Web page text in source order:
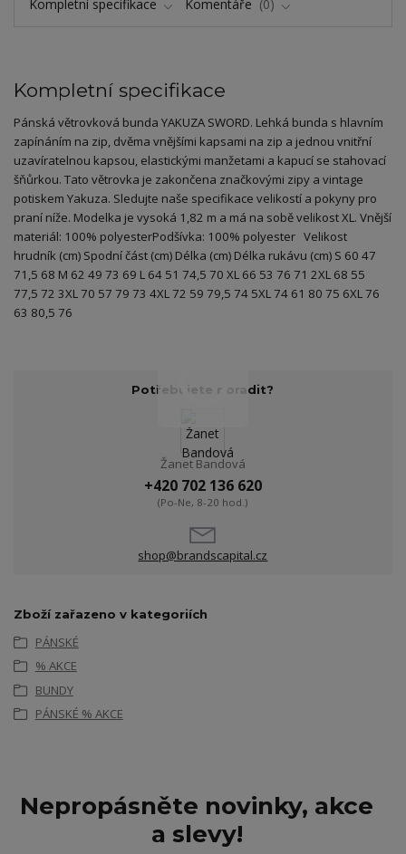
Kompletní specifikace Komentáře 0
Kompletní specifikace
Pánská větrovková bunda YAKUZA SWORD. Lehká bunda s hlavním
zapínáním na zip, dvěma vnějšími kapsami na zip a jednou vnitřní
uzavíratelnou kapsou, elastickými manžetami a kapucí se stahovací
šňůrkou. Tato větrovka je zakončena značkovými zipy a vintage
potiskem Yakuza. Sledujte naše specifikace velikostí a pokyny pro
praní níže. Modelka je vysoká 1,82 m a má na sobě velikost XL. Vnější
materiál: 100% polyesterPodšívka: 100% polyester Velikost
hrudník (cm) Spodní část (cm) Délka (cm) Délka rukávu (cm) S 60 47
71,5 68 M 62 49 73 69 L 64 51 74,5 70 XL 66 53 76 71 2XL 68 55
77,5 72 3XL 70 57 79 73 4XL 72 59 79,5 74 5XL 74 61 80 75 6XL 76
63 80,5 76
Potřebujete poradit?
Žanet Bandová
+420 702 136 620
(Po-Ne, 8-20 hod.)
shop@brandscapital.cz
Zboží zařazeno v kategoriích
PÁNSKÉ
% AKCE
BUNDY
PÁNSKÉ % AKCE
Nepropásněte novinky, akce
a slevy!